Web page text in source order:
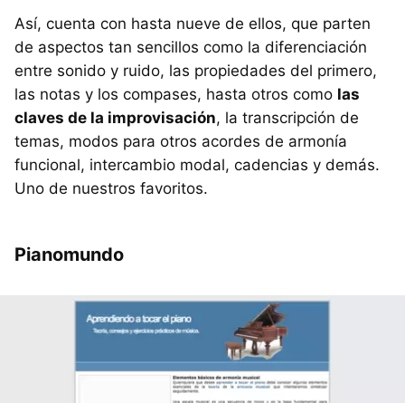
Así, cuenta con hasta nueve de ellos, que parten
de aspectos tan sencillos como la diferenciación
entre sonido y ruido, las propiedades del primero,
las notas y los compases, hasta otros como las
claves de la improvisación, la transcripción de
temas, modos para otros acordes de armonía
funcional, intercambio modal, cadencias y demás.
Uno de nuestros favoritos.
Pianomundo